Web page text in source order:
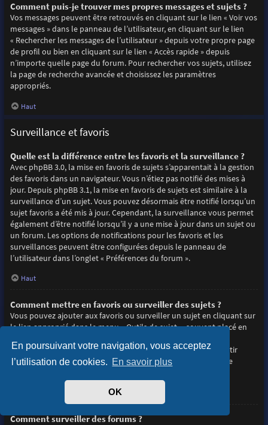
En poursuivant votre navigation, vous acceptez
l’utilisation de cookies. En savoir plus
OK
Comment puis-je trouver mes propres messages et sujets ?
Vos messages peuvent être retrouvés en cliquant sur le lien « Voir vos
messages » dans le panneau de l’utilisateur, en cliquant sur le lien
« Rechercher les messages de l’utilisateur » depuis votre propre page
de profil ou bien en cliquant sur le lien « Accès rapide » depuis
n’importe quelle page du forum. Pour rechercher vos sujets, utilisez
la page de recherche avancée et choisissez les paramètres
appropriés.
Haut
Surveillance et favoris
Quelle est la différence entre les favoris et la surveillance ?
Avec phpBB 3.0, la mise en favoris de sujets s’apparentait à la gestion
des favoris dans un navigateur. Vous n’étiez pas notifié des mises à
jour. Depuis phpBB 3.1, la mise en favoris de sujets est similaire à la
surveillance d’un sujet. Vous pouvez désormais être notifié lorsqu’un
sujet favoris a été mis à jour. Cependant, la surveillance vous permet
également d’être notifié lorsqu’il y a une mise à jour dans un sujet ou
un forum. Les options de notifications pour les favoris et les
surveillances peuvent être configurées depuis le panneau de
l’utilisateur dans l’onglet « Préférences du forum ».
Haut
Comment mettre en favoris ou surveiller des sujets ?
Vous pouvez ajouter aux favoris ou surveiller un sujet en cliquant sur
le lien approprié dans le menu « Outils de sujet », souvent placé en
Répondre à un sujet en cochant la case du formulaire « M’avertir
lorsqu’une réponse est postée » vous permettra également de
Comment surveiller des forums ?